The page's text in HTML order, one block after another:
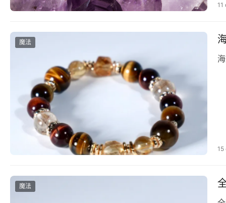
11
魔法
15
魔法